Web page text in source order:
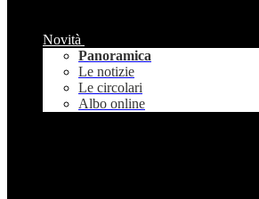
Novità
Panoramica
Le notizie
Le circolari
Albo online